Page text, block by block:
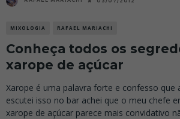
MIXOLOGIA RAFAEL MARIACHI
Conheça todos os
xarope de açúcar
Xarope é uma palavra forte e confesso que
escutei isso no bar achei que o meu chefe
xarope de açúcar parece mais convidativo